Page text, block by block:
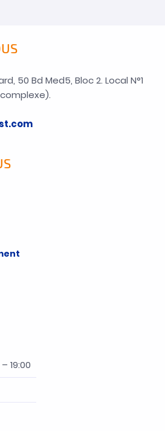
50 Bd Med5, Bloc 2. Local N°1
19:00